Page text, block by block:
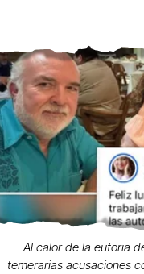
Al calor de la euforia
temerarias acusaciones